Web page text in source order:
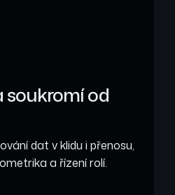
soukromí od
dat v klidu i přenosu,
a řízení rolí.